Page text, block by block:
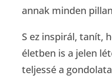
annak minden
S ez inspirál, tanít,
életben is a jelen
teljessé a